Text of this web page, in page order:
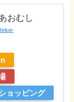
おむし
ョッピング